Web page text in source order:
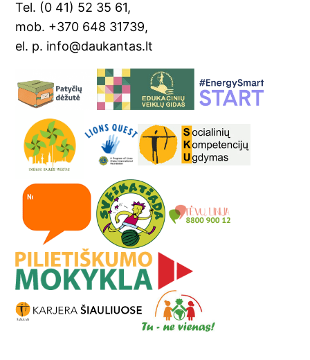
Tel. (0 41) 52 35 61,
mob. +370 648 31739,
el. p. info@daukantas.lt